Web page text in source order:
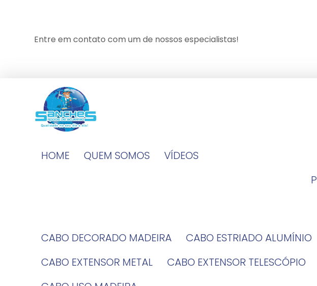
Entre em contato com um de nossos especialistas!
HOME QUEM SOMOS
VÍDEOS
CABO DECORADO MADEIRA
CABO ESTRIADO ALUMÍNIO
CABO EXTENSOR METAL
CABO EXTENSOR TELESCÓPIO